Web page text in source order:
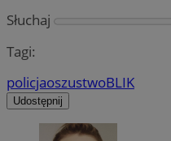
Słuchaj
Tagi:
policjaoszustwoBLIK
Udostępnij